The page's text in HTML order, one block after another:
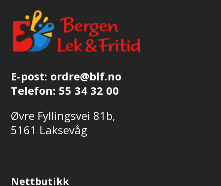
E-post: ordre@blf.no
Telefon: 55 34 32 00
Øvre Fyllingsvei 81b,
5161 Laksevåg
Nettbutikk